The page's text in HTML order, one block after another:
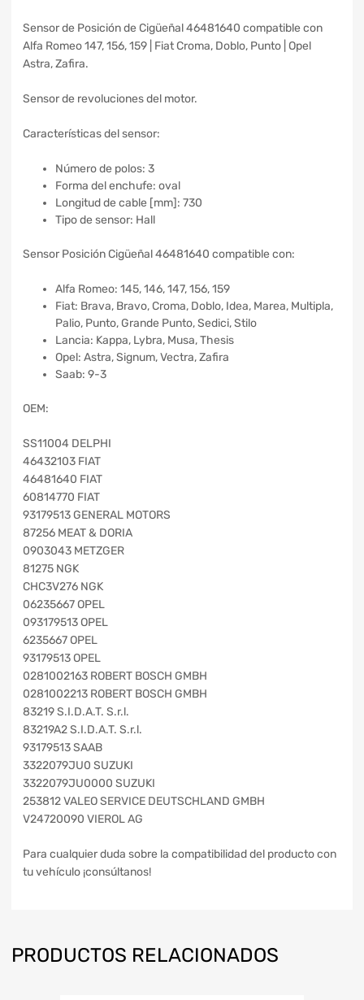
Sensor de Posición de Cigüeñal 46481640 compatible con
Alfa Romeo 147, 156, 159 | Fiat Croma, Doblo, Punto | Opel
Astra, Zafira.
Sensor de revoluciones del motor.
Características del sensor:
Número de polos: 3
Forma del enchufe: oval
Longitud de cable [mm]: 730
Tipo de sensor: Hall
Sensor Posición Cigüeñal 46481640 compatible con:
Alfa Romeo: 145, 146, 147, 156, 159
Fiat: Brava, Bravo, Croma, Doblo, Idea, Marea, Multipla,
Palio, Punto, Grande Punto, Sedici, Stilo
Lancia: Kappa, Lybra, Musa, Thesis
Opel: Astra, Signum, Vectra, Zafira
Saab: 9-3
OEM:
SS11004 DELPHI
46432103 FIAT
46481640 FIAT
60814770 FIAT
93179513 GENERAL MOTORS
87256 MEAT & DORIA
0903043 METZGER
81275 NGK
CHC3V276 NGK
06235667 OPEL
093179513 OPEL
6235667 OPEL
93179513 OPEL
0281002163 ROBERT BOSCH GMBH
0281002213 ROBERT BOSCH GMBH
83219 S.I.D.A.T. S.r.l.
83219A2 S.I.D.A.T. S.r.l.
93179513 SAAB
3322079JU0 SUZUKI
3322079JU0000 SUZUKI
253812 VALEO SERVICE DEUTSCHLAND GMBH
V24720090 VIEROL AG
Para cualquier duda sobre la compatibilidad del producto con
tu vehículo ¡consúltanos!
PRODUCTOS RELACIONADOS